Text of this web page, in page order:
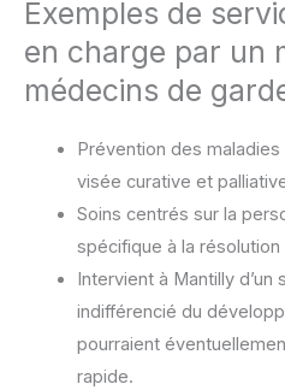
Exemples de
en charge par un
médecins de
Prévention des
visée curative et
Soins centrés sur la
spécifique à la
Intervient à Mantilly
indifférencié du
pourraient
rapide.